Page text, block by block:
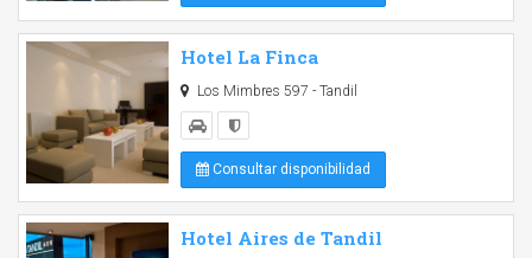
Hotel La Finca
Los Mimbres 597 - Tandil
Consultar disponibilidad
Hotel Aires de Tandil